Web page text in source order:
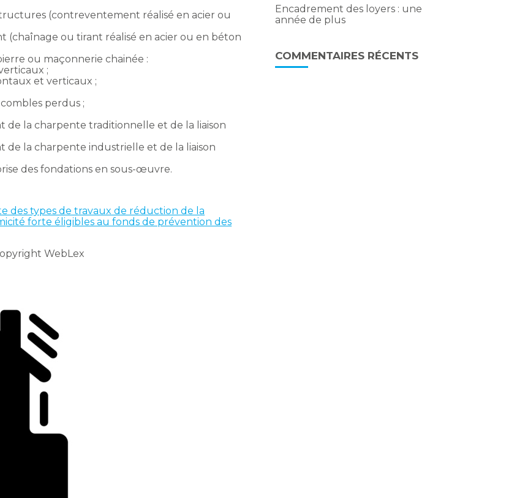
(contreventement réalisé en acier ou
(chaînage ou tirant réalisé en acier ou en béton
ou maçonnerie chainée :
;
et verticaux ;
perdus ;
la charpente traditionnelle et de la liaison
la charpente industrielle et de la liaison
des fondations en sous-œuvre.
des types de travaux de réduction de la
forte éligibles au fonds de prévention des
WebLex
Encadrement des loyers : une
année de plus
COMMENTAIRES RÉCENTS